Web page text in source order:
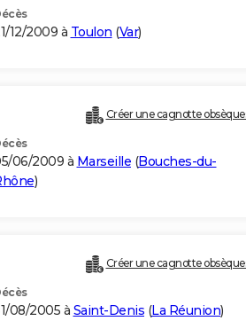
12/2009 à Toulon (Var)
Créer une cagnotte
06/2009 à Marseille (Bouches-du-
)
Créer une cagnotte
08/2005 à Saint-Denis (La Réunion)